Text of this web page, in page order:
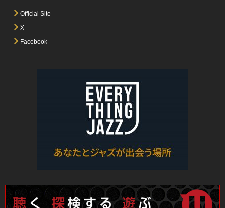
Official Site
X
Facebook